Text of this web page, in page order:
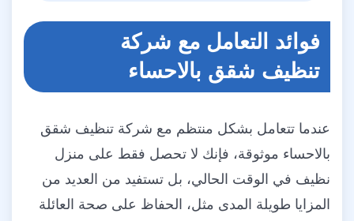
فوائد التعامل مع شركة
تنظيف شقق بالاحساء
عندما تتعامل بشكل منتظم مع شركة تنظيف شقق
بالاحساء موثوقة، فإنك لا تحصل فقط على منزل
نظيف في الوقت الحالي، بل تستفيد من العديد من
المزايا طويلة المدى مثل، الحفاظ على صحة العائلة